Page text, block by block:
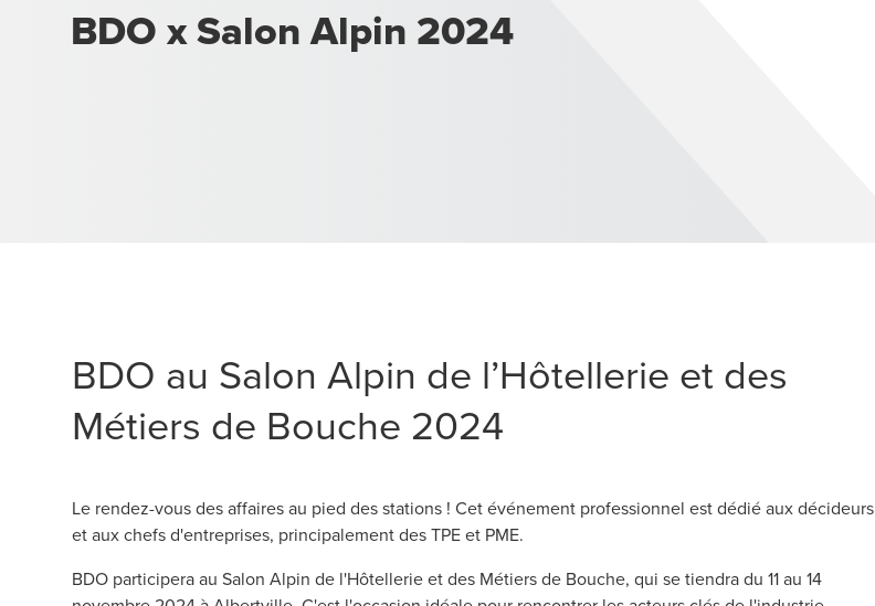
BDO x Salon Alpin 2024
BDO au Salon Alpin de l’Hôtellerie et des
Métiers de Bouche 2024
Le rendez-vous des affaires au pied des stations ! Cet événement professionnel est dédié aux décideurs
et aux chefs d'entreprises, principalement des TPE et PME.
BDO participera au Salon Alpin de l'Hôtellerie et des Métiers de Bouche, qui se tiendra du 11 au 14